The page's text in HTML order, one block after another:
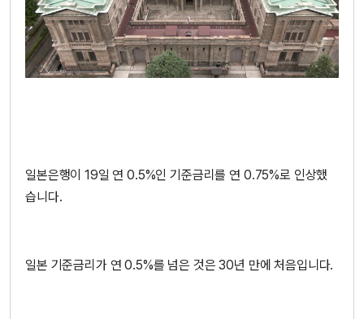
일본은행이 19일 연 0.5%인 기준금리를 연 0.75%로 인상했
습니다.
일본 기준금리가 연 0.5%를 넘은 것은 30년 만에 처음입니다.